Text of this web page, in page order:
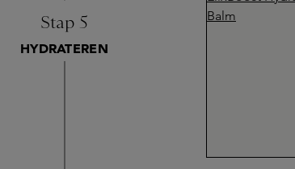
Stap 5
HYDRATEREN